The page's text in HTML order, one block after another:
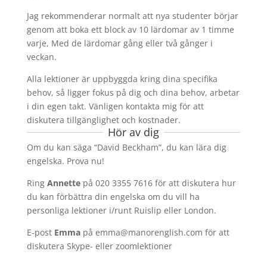
Jag rekommenderar normalt att nya studenter börjar
genom att boka ett block av 10 lärdomar av 1 timme
varje, Med de lärdomar gång eller två gånger i
veckan.
Alla lektioner är uppbyggda kring dina specifika
behov, så ligger fokus på dig och dina behov, arbetar
i din egen takt. Vänligen kontakta mig för att
diskutera tillgänglighet och kostnader.
Hör av dig
Om du kan säga “David Beckham”, du kan lära dig
engelska. Prova nu!
Ring Annettepå 020 3355 7616 för att diskutera hur
du kan förbättra din engelska om du vill ha
personliga lektioner i/runt Ruislip eller London.
E-post Emmapå emma@manorenglish.com för att
diskutera Skype- eller zoomlektioner